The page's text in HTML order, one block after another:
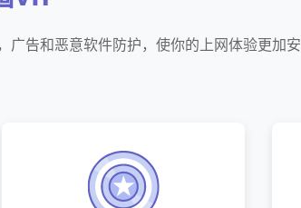
告和恶意软件防护，使你的上网体验更加